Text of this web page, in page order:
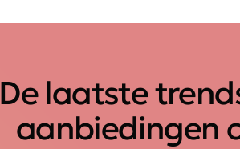
De laatste
aanbiedingen